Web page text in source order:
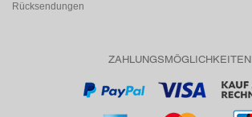
Rücksendungen
ZAHLUNGSMÖGLICHKEITEN